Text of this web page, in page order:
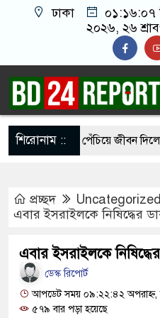
ঢাকা ০১:১৬:০৮
২০২৬, ২৬
শিরোনাম ::
শাড়ি গলায় পেঁচিয়ে জীবন দিলো
পরীক্ষার্থী, পাস করা একমাত্র
ফ্যাসিবাদী সরকার, এখন
প্রচ্ছদ
Uncategorized
এবার ইসরাইলকে নিষিদ্ধের
এবার ইসরাইলকে
ডেস্ক রিপোর্ট
আপডেট সময় ০৯:২২:৪২ অপরাহ্ন,
৫৭৯ বার পড়া হয়েছে